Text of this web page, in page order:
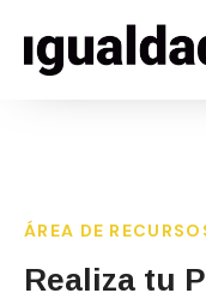
ÁREA DE
Realiza tu